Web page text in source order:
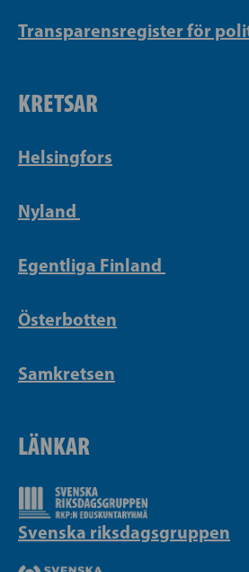
Transparensregister för
KRETSAR
Helsingfors
Nyland
Egentliga Finland
Österbotten
Samkretsen
LÄNKAR
Svenska riksdagsgruppen